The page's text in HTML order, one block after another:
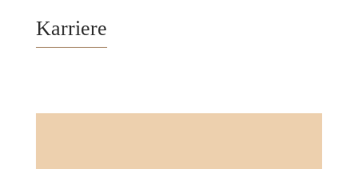
Karriere